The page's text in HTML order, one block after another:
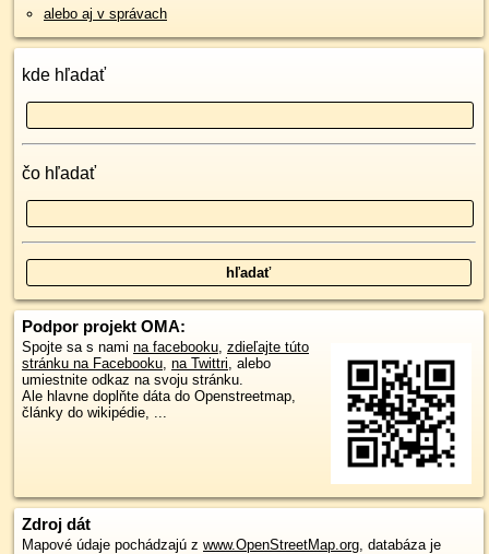
alebo aj v správach
kde hľadať
čo hľadať
Podpor projekt OMA:
Spojte sa s nami na facebooku, zdieľajte túto
stránku na Facebooku, na Twittri, alebo
umiestnite odkaz na svoju stránku.
Ale hlavne doplňte dáta do Openstreetmap,
články do wikipédie, ...
Zdroj dát
Mapové údaje pochádzajú z www.OpenStreetMap.org , databáza je